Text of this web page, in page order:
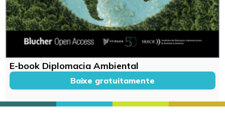
E-book Diplomacia Ambiental
Baixe gratuitamente